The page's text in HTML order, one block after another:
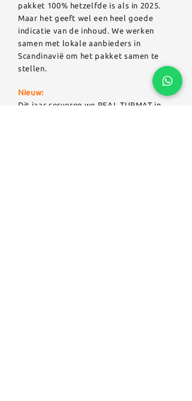
pakket 100% hetzelfde is als in 2025.
Maar het geeft wel een heel goede
indicatie van de inhoud. We werken
samen met lokale aanbieders in
Scandinavië om het pakket samen te
stellen.
Nieuw:
Dit jaar serveren we REAL TURMAT in